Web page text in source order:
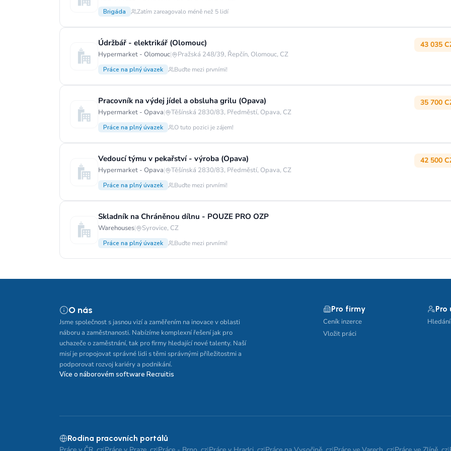
Brigáda Zatím zareagovalo méně než 5 lidí
Údržbář - elektrikář (Olomouc)
Hypermarket - Olomouc| Pražská 248/39, Řepčín, Olomouc, CZ
43 035
Práce na plný úvazek Buďte mezi prvními!
Pracovník na výdej jídel a obsluha grilu (Opava)
Hypermarket - Opava| Těšínská 2830/83, Předměstí, Opava, CZ
35 700
Práce na plný úvazek O tuto pozici je zájem!
Vedoucí týmu v pekařství - výroba (Opava)
Hypermarket - Opava| Těšínská 2830/83, Předměstí, Opava, CZ
42 500
Práce na plný úvazek Buďte mezi prvními!
Skladník na Chráněnou dílnu - POUZE PRO OZP
Warehouses| Syrovice, CZ
Práce na plný úvazek Buďte mezi prvními!
O nás
Jsme společnost s jasnou vizí a zaměřením na inovace v oblasti
náboru a zaměstnanosti. Nabízíme komplexní řešení jak pro
uchazeče o zaměstnání, tak pro firmy hledající nové talenty. Naší
misí je propojovat správné lidi s těmi správnými příležitostmi a
podporovat rozvoj kariéry a podnikání.
Více o náborovém software Recruitis
Pro firmy
Ceník inzerce
Vložit práci
Pro
Rodina pracovních portálů